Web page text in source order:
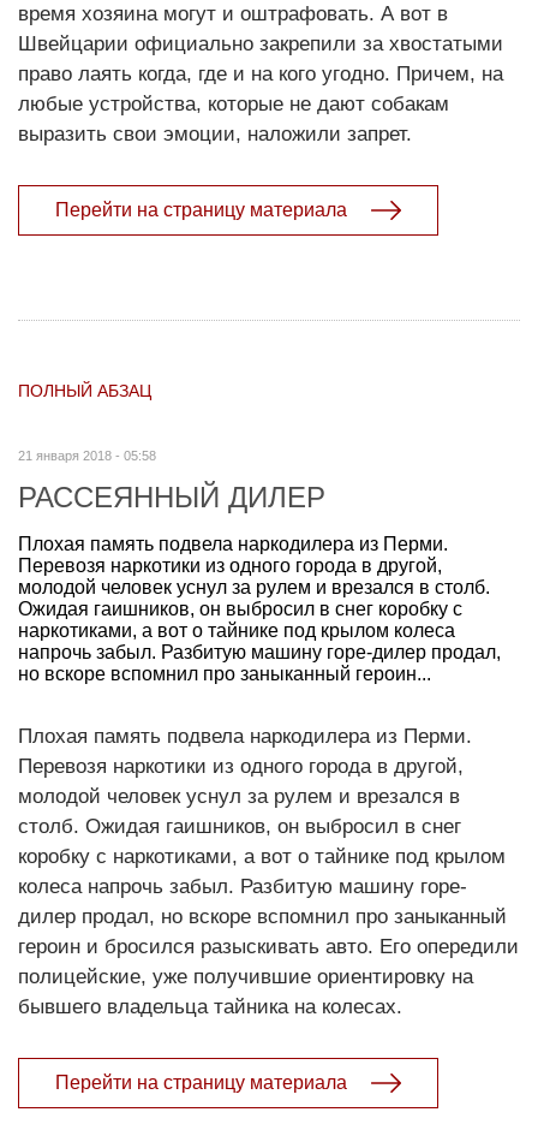
время хозяина могут и оштрафовать. А вот в
Швейцарии официально закрепили за хвостатыми
право лаять когда, где и на кого угодно. Причем, на
любые устройства, которые не дают собакам
выразить свои эмоции, наложили запрет.
Перейти на страницу материала
ПОЛНЫЙ АБЗАЦ
21 января 2018 - 05:58
РАССЕЯННЫЙ ДИЛЕР
Плохая память подвела наркодилера из Перми.
Перевозя наркотики из одного города в другой,
молодой человек уснул за рулем и врезался в столб.
Ожидая гаишников, он выбросил в снег коробку с
наркотиками, а вот о тайнике под крылом колеса
напрочь забыл. Разбитую машину горе-дилер продал,
но вскоре вспомнил про заныканный героин...
Плохая память подвела наркодилера из Перми.
Перевозя наркотики из одного города в другой,
молодой человек уснул за рулем и врезался в
столб. Ожидая гаишников, он выбросил в снег
коробку с наркотиками, а вот о тайнике под крылом
колеса напрочь забыл. Разбитую машину горе-
дилер продал, но вскоре вспомнил про заныканный
героин и бросился разыскивать авто. Его опередили
полицейские, уже получившие ориентировку на
бывшего владельца тайника на колесах.
Перейти на страницу материала